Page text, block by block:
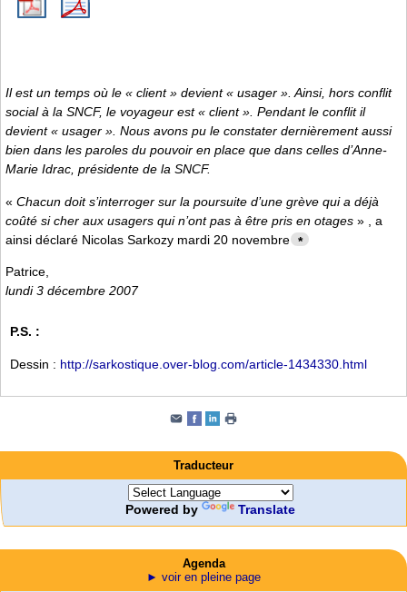
Il est un temps où le « client » devient « usager ». Ainsi, hors conflit
social à la SNCF, le voyageur est « client ». Pendant le conflit il
devient « usager ». Nous avons pu le constater dernièrement aussi
bien dans les paroles du pouvoir en place que dans celles d’Anne-
Marie Idrac, présidente de la SNCF.
« Chacun doit s’interroger sur la poursuite d’une grève qui a déjà
coûté si cher aux usagers qui n’ont pas à être pris en otages » , a
ainsi déclaré Nicolas Sarkozy mardi 20 novembre *
Patrice,
lundi 3 décembre 2007
P.S. :
Dessin : http://sarkostique.over-blog.com/article-1434330.html
Traducteur
Powered by Translate
Agenda
► voir en pleine page